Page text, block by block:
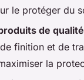
le protéger du
de qualité
finition et de
la